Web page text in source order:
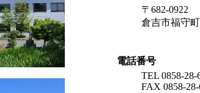
〒682-0922
倉吉市福守
電話番号
TEL 0858-28-
FAX 0858-